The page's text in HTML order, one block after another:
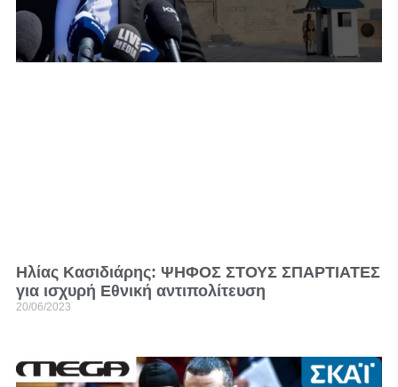
Ηλίας Κασιδιάρης: ΨΗΦΟΣ ΣΤΟΥΣ ΣΠΑΡΤΙΑΤΕΣ
για ισχυρή Εθνική αντιπολίτευση
20/06/2023